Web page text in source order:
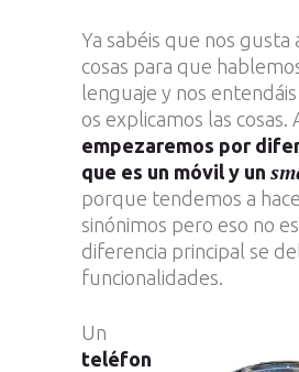
Ya sabéis que nos gusta
cosas para que
lenguaje y nos
os explicamos las cosas.
empezaremos por
que es un móvil y un
porque tendemos a
sinónimos pero eso no
diferencia principal se
funcionalidades.
Un
teléfon